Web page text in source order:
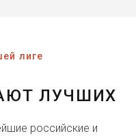
лиге
ЛУЧШИХ
российские и